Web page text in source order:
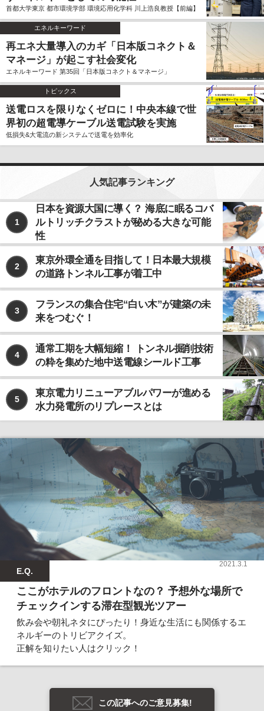
首都大学東京 都市環境学部 環境応用化学科 川上浩良教授【前編】
エネルキーワード
再エネ大量導入のカギ「日本版コネクト＆
マネージ」が起こす社会変化
エネルキーワード 第35回「日本版コネクト＆マネージ」
トピックス
送電ロスを限りなくゼロに！中央本線で世
界初の超電導ケーブル送電試験を実施
低損失&大電流の新システムで送電を効率化
人気記事ランキング
1
日本を資源大国に導く？ 海底に眠るコバ
ルトリッチクラストが秘める大きな可能
性
2
東京外環全通を目指して！日本最大規模
の道路トンネル工事が着工中
3
フランスの集合住宅“白い木”が建築の未
来をつむぐ！
4
通常工期を大幅短縮！ トンネル掘削技術
の粋を集めた地中送電線シールド工事
5
東京電力リニューアブルパワーが進める
水力発電所のリプレースとは
E.Q.
2021.3.1
ここがホテルのフロントなの？ 予想外な場所で
チェックインする滞在型観光ツアー
飲み会や朝礼ネタにぴったり！身近な生活にも関係するエ
ネルギーのトリビアクイズ。
正解を知りたい人はクリック！
この記事へのご意見募集!